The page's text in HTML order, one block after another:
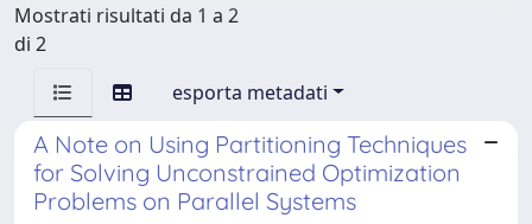
Mostrati risultati da 1 a 2
di 2
esporta metadati
A Note on Using Partitioning Techniques
for Solving Unconstrained Optimization
Problems on Parallel Systems